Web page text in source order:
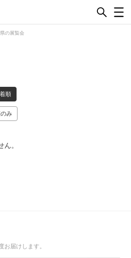
の展覧会
順
み
。
お届けします。